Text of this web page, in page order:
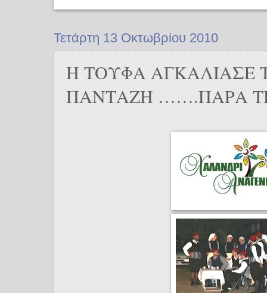
Τετάρτη 13 Οκτωβρίου 2010
Η ΤΟΥΦΑ ΑΓΚΑΛΙΑΣΕ
ΠΑΝΤΑΖΗ …….ΠΑΡΑ